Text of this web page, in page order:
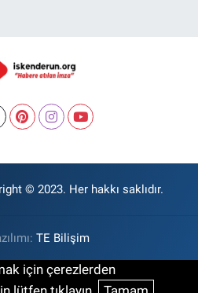
© 2023. Her hakkı saklıdır.
TE Bilişim
için çerezlerden